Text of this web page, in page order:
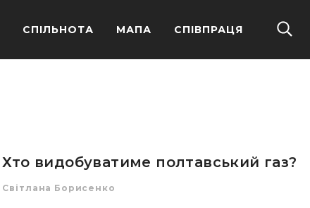
СПІЛЬНОТА МАПА СПІВПРАЦЯ
Хто видобуватиме полтавський газ?
Світлана Борисенко